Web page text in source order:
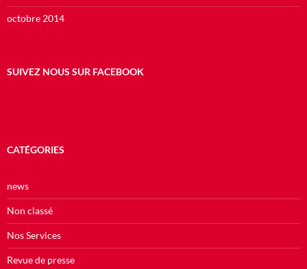
octobre 2014
SUIVEZ NOUS SUR FACEBOOK
CATÉGORIES
news
Non classé
Nos Services
Revue de presse